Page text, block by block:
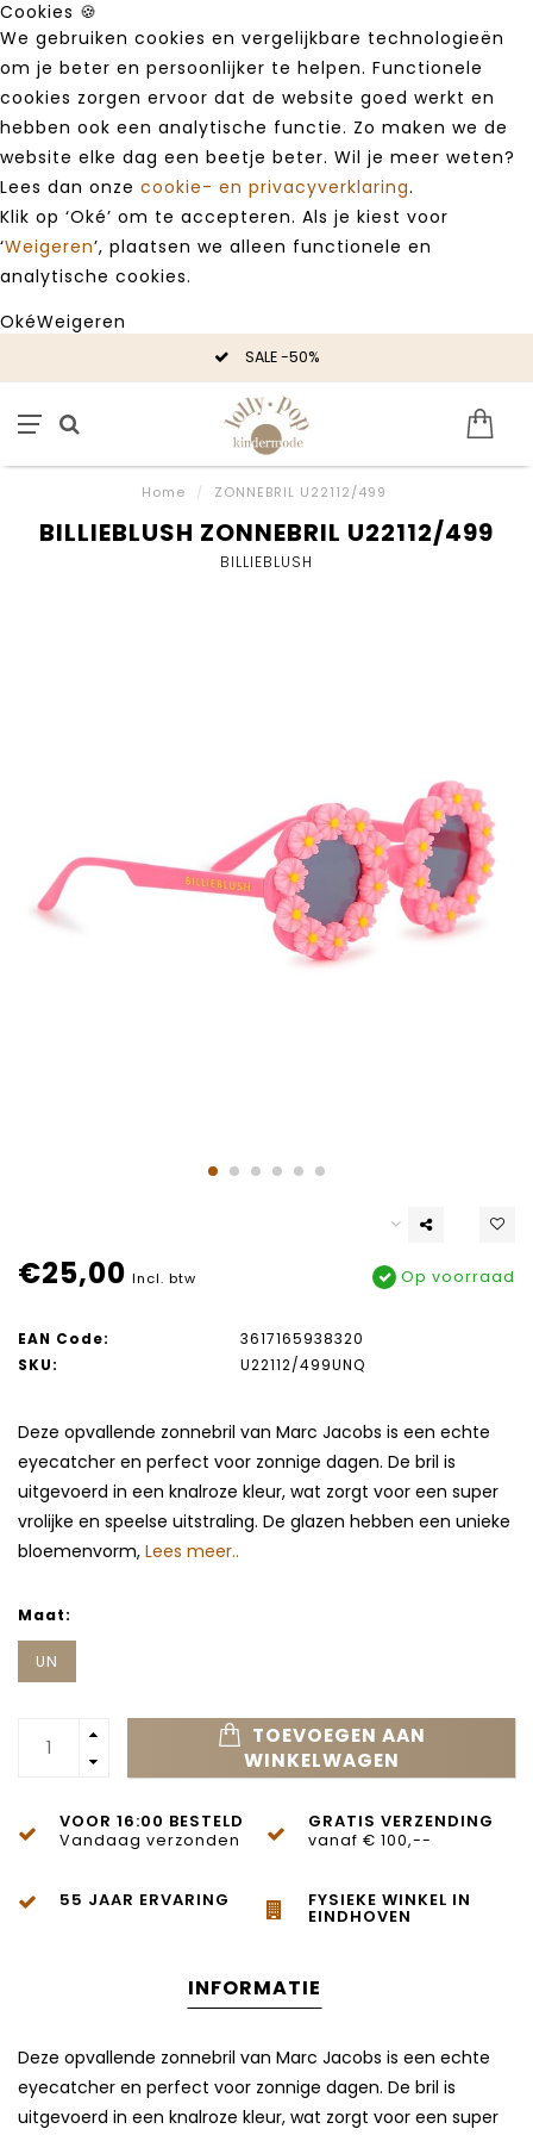
Cookies 🍪
We gebruiken cookies en vergelijkbare technologieën
om je beter en persoonlijker te helpen. Functionele
cookies zorgen ervoor dat de website goed werkt en
hebben ook een analytische functie. Zo maken we de
website elke dag een beetje beter. Wil je meer weten?
Lees dan onze cookie- en privacyverklaring.
Klik op ‘Oké’ om te accepteren. Als je kiest voor
‘Weigeren’, plaatsen we alleen functionele en
analytische cookies.
OkéWeigeren
SALE -50%
Home / ZONNEBRIL U22112/499
BILLIEBLUSH ZONNEBRIL U22112/499
BILLIEBLUSH
€25,00 Incl. btw Op voorraad
EAN Code:
3617165938320
SKU:
U22112/499UNQ
Deze opvallende zonnebril van Marc Jacobs is een echte
eyecatcher en perfect voor zonnige dagen. De bril is
uitgevoerd in een knalroze kleur, wat zorgt voor een super
vrolijke en speelse uitstraling. De glazen hebben een unieke
bloemenvorm, Lees meer..
Maat:
UN
TOEVOEGEN AAN
WINKELWAGEN
VOOR 16:00 BESTELD
Vandaag verzonden
GRATIS VERZENDING
vanaf € 100,--
55 JAAR ERVARING FYSIEKE WINKEL IN
EINDHOVEN
INFORMATIE
Deze opvallende zonnebril van Marc Jacobs is een echte
eyecatcher en perfect voor zonnige dagen. De bril is
uitgevoerd in een knalroze kleur, wat zorgt voor een super